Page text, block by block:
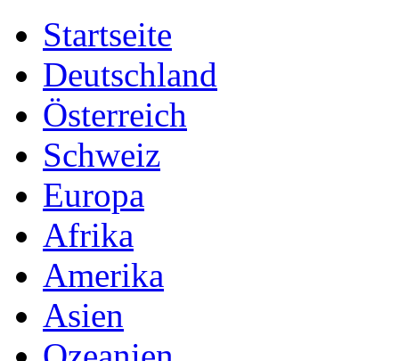
Startseite
Deutschland
Österreich
Schweiz
Europa
Afrika
Amerika
Asien